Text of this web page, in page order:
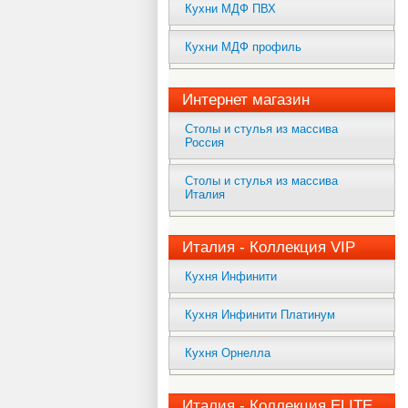
Кухни МДФ ПВХ
Кухни МДФ профиль
Интернет магазин
Столы и стулья из массива
Россия
Столы и стулья из массива
Италия
Италия - Коллекция VIP
Кухня Инфинити
Кухня Инфинити Платинум
Кухня Орнелла